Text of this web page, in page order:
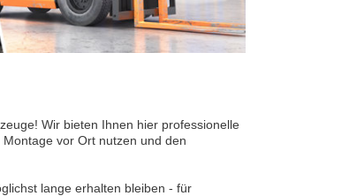
Wir bieten Ihnen hier professionelle
vor Ort nutzen und den
lange erhalten bleiben - für